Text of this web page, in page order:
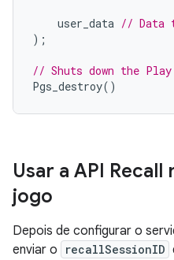
user_data // Data
);
// Shuts down the
Pgs_destroy()
Usar a API
jogo
Depois de configurar o
enviar o
recallSessionID